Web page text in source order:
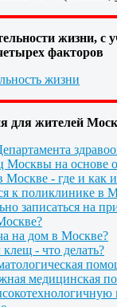
жизни, с
факторов
для жителей
Москвы на основе
Москве - где и как
к поликлинике в
записаться на
на дом в Москве?
- что делать?
медицинская